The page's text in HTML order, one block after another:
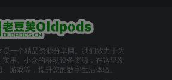
是一个精品资源分享网。我们致力于为
用、小众的移动设备资源，在这里发
游戏等，提升您的数字生活体验。